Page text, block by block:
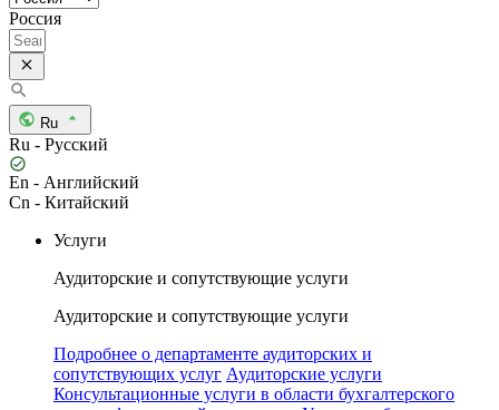
Россия
Ru
Ru - Русский
En - Английский
Cn - Китайский
Услуги
Аудиторские и сопутствующие услуги
Аудиторские и сопутствующие услуги
Подробнее о департаменте аудиторских и
сопутствующих услуг Аудиторские услуги
Консультационные услуги в области бухгалтерского